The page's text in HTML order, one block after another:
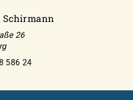
Schirmann
26
586 24